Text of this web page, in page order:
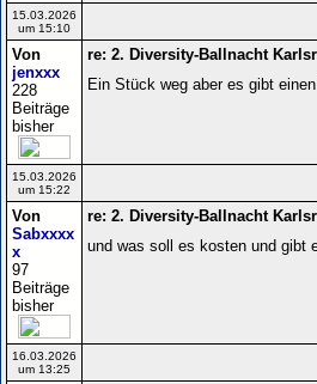
15.03.2026
um 15:10
Von
jenxxx
228
Beiträge
bisher
re: 2. Diversity-Ballnacht
Ein Stück weg aber es gibt
15.03.2026
um 15:22
Von
Sabxxxx
x
97
Beiträge
bisher
re: 2. Diversity-Ballnacht
und was soll es kosten und gibt
16.03.2026
um 13:25